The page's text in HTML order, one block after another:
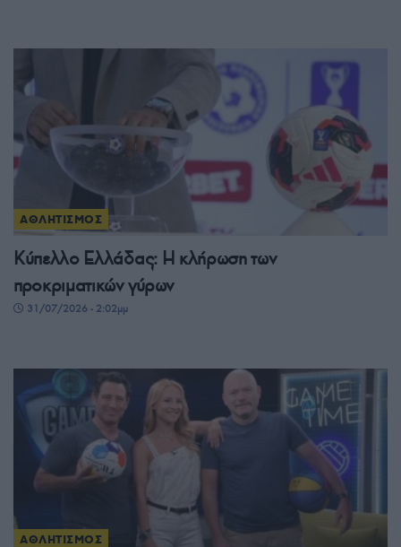
ΑΘΛΗΤΙΣΜΟΣ
Κύπελλο Ελλάδας: Η κλήρωση των
προκριματικών γύρων
31/07/2026 - 2:02μμ
ΑΘΛΗΤΙΣΜΟΣ